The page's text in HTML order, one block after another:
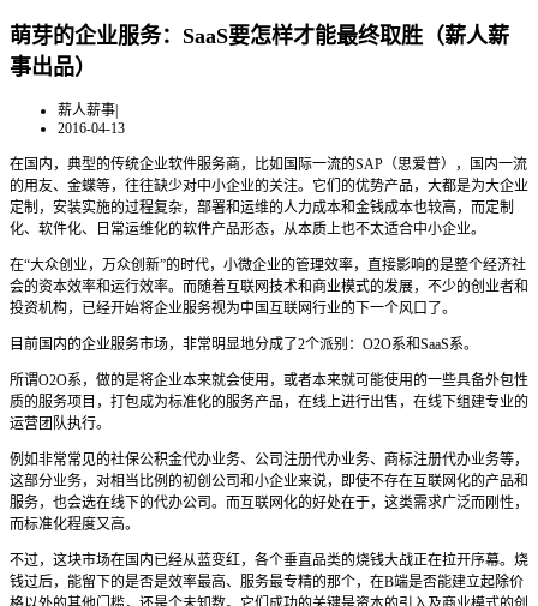
萌芽的企业服务：SaaS要怎样才能最终取胜（薪人薪
事出品）
薪人薪事|
2016-04-13
在国内，典型的传统企业软件服务商，比如国际一流的SAP（思爱普），国内一流
的用友、金蝶等，往往缺少对中小企业的关注。它们的优势产品，大都是为大企业
定制，安装实施的过程复杂，部署和运维的人力成本和金钱成本也较高，而定制
化、软件化、日常运维化的软件产品形态，从本质上也不太适合中小企业。
在“大众创业，万众创新”的时代，小微企业的管理效率，直接影响的是整个经济社
会的资本效率和运行效率。而随着互联网技术和商业模式的发展，不少的创业者和
投资机构，已经开始将企业服务视为中国互联网行业的下一个风口了。
目前国内的企业服务市场，非常明显地分成了2个派别：O2O系和SaaS系。
所谓O2O系，做的是将企业本来就会使用，或者本来就可能使用的一些具备外包性
质的服务项目，打包成为标准化的服务产品，在线上进行出售，在线下组建专业的
运营团队执行。
例如非常常见的社保公积金代办业务、公司注册代办业务、商标注册代办业务等，
这部分业务，对相当比例的初创公司和小企业来说，即使不存在互联网化的产品和
服务，也会选在线下的代办公司。而互联网化的好处在于，这类需求广泛而刚性，
而标准化程度又高。
不过，这块市场在国内已经从蓝变红，各个垂直品类的烧钱大战正在拉开序幕。烧
钱过后，能留下的是否是效率最高、服务最专精的那个，在B端是否能建立起除价